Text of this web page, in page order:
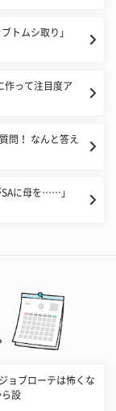
トムシ取り」
作って注目度ア
問！ なんと答え
SAに母を……」
ョブローテは怖くな
ら設